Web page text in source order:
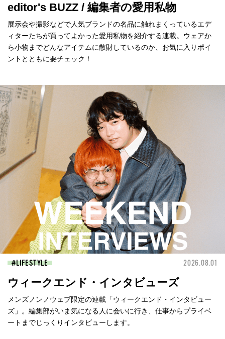
editor's BUZZ / 編集者の愛用私物
展示会や撮影などで人気ブランドの名品に触れまくっているエデ
ィターたちが買ってよかった愛用私物を紹介する連載。ウェアか
ら小物までどんなアイテムに散財しているのか、お気に入りポイ
ントとともに要チェック！
LIFESTYLE 2026.08.01
ウィークエンド・インタビューズ
メンズノンノウェブ限定の連載「ウィークエンド・インタビュー
ズ」。編集部がいま気になる人に会いに行き、仕事からプライベ
ートまでじっくりインタビューします。